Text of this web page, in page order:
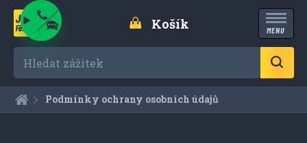
Košík MENU
Hledat zážitek
Aktuální:
Podmínky ochrany osobních údajů